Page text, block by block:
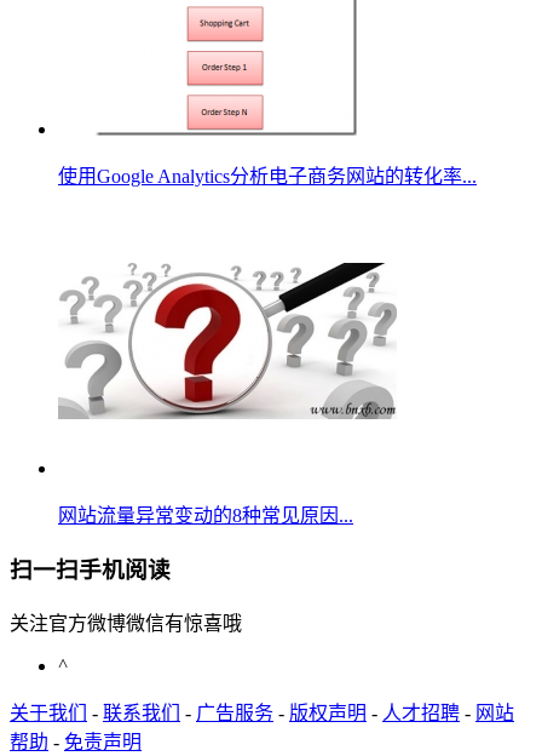
使用Google Analytics分析电子商务网站的转化率...
网站流量异常变动的8种常见原因...
扫一扫手机阅读
关注官方微博微信有惊喜哦
^
关于我们 - 联系我们 - 广告服务 - 版权声明 - 人才招聘 - 网站
帮助 - 免责声明